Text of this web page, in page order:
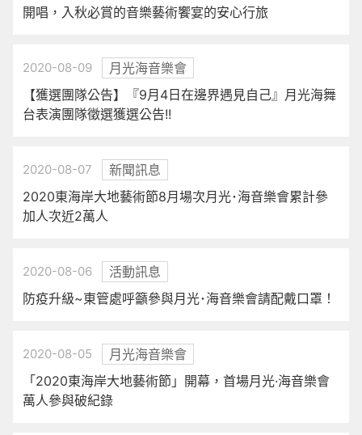
開唱，入秋必賞的音樂藝術饗宴的安心行旅
2020-08-09
月光海音樂會
【獲選團隊公告】『9月4日在邊界遇見自己』月光海舞
台表演團隊徵選獲選公告!!
2020-08-07
新聞訊息
2020東海岸大地藝術節8月場次月光･海音樂會累計參
加人次近2萬人
2020-08-06
活動訊息
防疫升級~東管處呼籲參與月光･海音樂會請配戴口罩！
2020-08-05
月光海音樂會
「2020東海岸大地藝術節」開幕，首場月光·海音樂會
萬人參與破紀錄